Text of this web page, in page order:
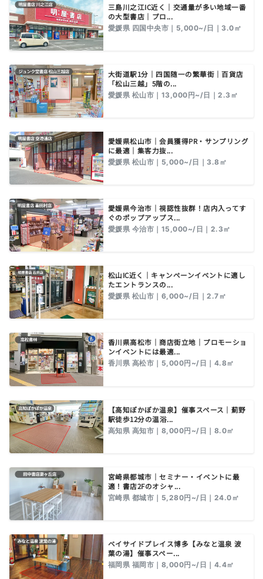
三島川之江IC近く｜交通量が多い地域一番
の大型書店｜プロ...
愛媛県 四国中央市｜5,000~/日｜3.0㎡
大街道駅1分｜四国随一の繁華街｜百貨店
「松山三越」5階の...
愛媛県 松山市｜13,000円~/日｜2.3㎡
愛媛県松山市｜会員獲得PR・サンプリング
に最適｜集客力抜...
愛媛県 松山市｜5,000~/日｜3.8㎡
愛媛県今治市｜視認性抜群！店内入ってす
ぐのポップアップス...
愛媛県 今治市｜15,000~/日｜2.3㎡
松山IC近く｜キャンペーンイベントに適し
たエントランスの...
愛媛県 松山市｜6,000~/日｜2.7㎡
香川県高松市｜商店街立地｜プロモーショ
ンイベントには最適...
香川県 高松市｜5,000円~/日｜4.8㎡
【高知ぽかぽか温泉】催事スペース｜薊野
駅徒歩12分の温浴...
高知県 高知市｜8,000円~/日｜8.0㎡
宮崎県都城市｜セミナー・イベントに最
適！書店2Fのオシャ...
宮崎県 都城市｜5,280円~/日｜24.0㎡
ベイサイドプレイス博多【みなと温泉 波
葉の湯】催事スペー...
福岡県 福岡市｜8,000円~/日｜4.4㎡